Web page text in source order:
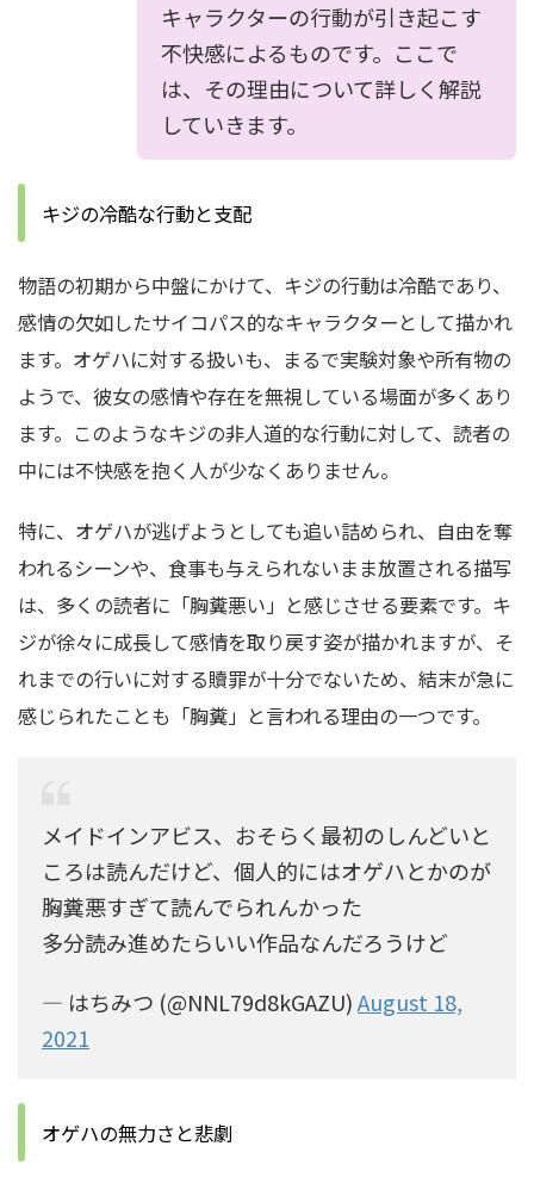
キャラクターの行動が引き起こす
不快感によるものです。ここで
は、その理由について詳しく解説
していきます。
キジの冷酷な行動と支配
物語の初期から中盤にかけて、キジの行動は冷酷であり、
感情の欠如したサイコパス的なキャラクターとして描かれ
ます。オゲハに対する扱いも、まるで実験対象や所有物の
ようで、彼女の感情や存在を無視している場面が多くあり
ます。このようなキジの非人道的な行動に対して、読者の
中には不快感を抱く人が少なくありません。
特に、オゲハが逃げようとしても追い詰められ、自由を奪
われるシーンや、食事も与えられないまま放置される描写
は、多くの読者に「胸糞悪い」と感じさせる要素です。キ
ジが徐々に成長して感情を取り戻す姿が描かれますが、そ
れまでの行いに対する贖罪が十分でないため、結末が急に
感じられたことも「胸糞」と言われる理由の一つです。
メイドインアビス、おそらく最初のしんどいと
ころは読んだけど、個人的にはオゲハとかのが
胸糞悪すぎて読んでられんかった
多分読み進めたらいい作品なんだろうけど
— はちみつ (@NNL79d8kGAZU)August 18,
2021
オゲハの無力さと悲劇